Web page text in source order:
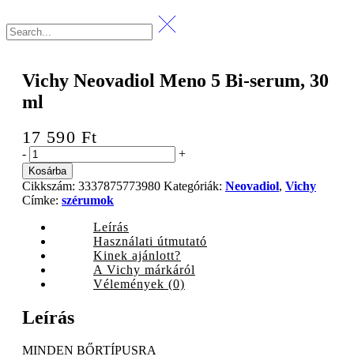
Vichy Neovadiol Meno 5 Bi-serum, 30
ml
17 590 Ft
Vichy
Neovadiol
Meno
5
Bi-
serum,
quantity
- +
Kosárba
Cikkszám: 3337875773980 Kategóriák: Neovadiol, Vichy
Címke: szérumok
Leírás
Használati útmutató
Kinek ajánlott?
A Vichy márkáról
Vélemények (0)
Leírás
MINDEN BŐRTÍPUSRA